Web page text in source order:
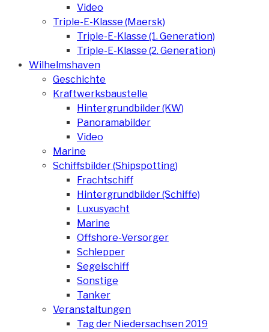
Video
Triple-E-Klasse (Maersk)
Triple-E-Klasse (1. Generation)
Triple-E-Klasse (2. Generation)
Wilhelmshaven
Geschichte
Kraftwerksbaustelle
Hintergrundbilder (KW)
Panoramabilder
Video
Marine
Schiffsbilder (Shipspotting)
Frachtschiff
Hintergrundbilder (Schiffe)
Luxusyacht
Marine
Offshore-Versorger
Schlepper
Segelschiff
Sonstige
Tanker
Veranstaltungen
Tag der Niedersachsen 2019